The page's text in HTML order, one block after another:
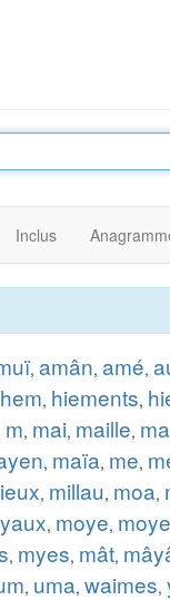
Inclus
, amân, amé,
hem, hiements,
m, mai, maille,
, maïa, me,
, millau, moa,
, moye,
, myes, mât,
, uma, waimes,